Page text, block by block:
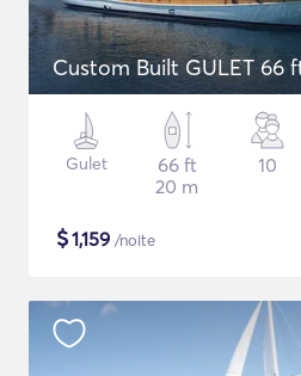
Custom Built GULET 66
Gulet
66 ft
20 m
10
$1,159 /noite